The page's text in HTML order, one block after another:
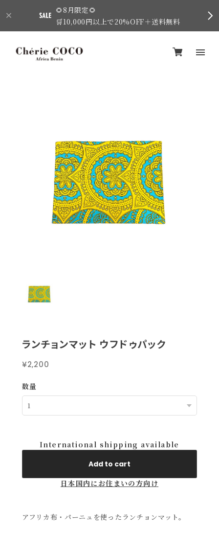
🌻8月限定🌻
🛒10,000円以上で20%OFF＋送料無料
ランチョンマット ウフドゥパック
¥2,200
数量
International shipping available
Add to cart
日本国内にお住まいの方向け
アフリカ布・パーニュを使ったランチョンマット。